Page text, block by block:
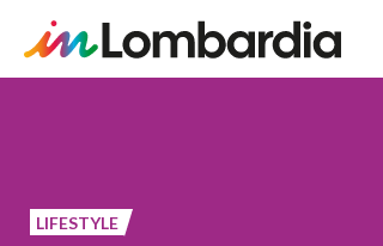
LIFESTYLE